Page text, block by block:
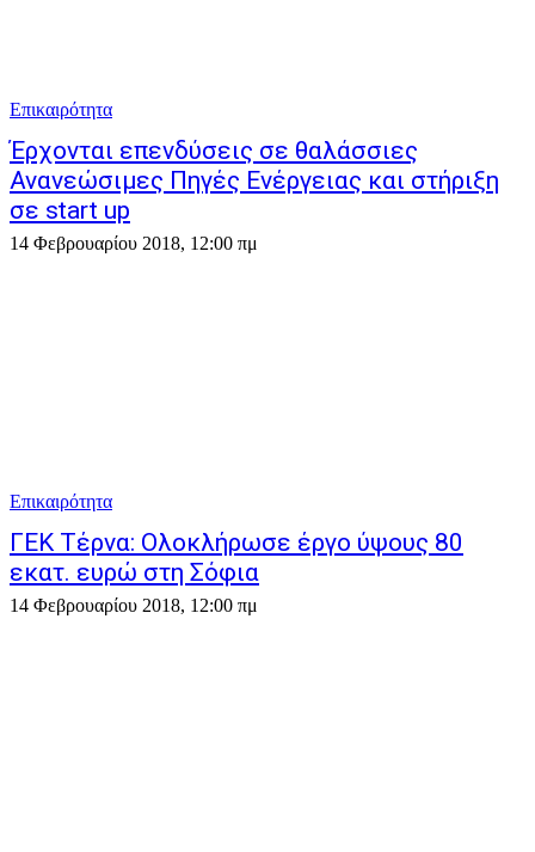
Επικαιρότητα
Έρχονται επενδύσεις σε θαλάσσιες
Ανανεώσιμες Πηγές Ενέργειας και στήριξη
σε start up
14 Φεβρουαρίου 2018, 12:00 πμ
Επικαιρότητα
ΓΕΚ Τέρνα: Ολοκλήρωσε έργο ύψους 80
εκατ. ευρώ στη Σόφια
14 Φεβρουαρίου 2018, 12:00 πμ